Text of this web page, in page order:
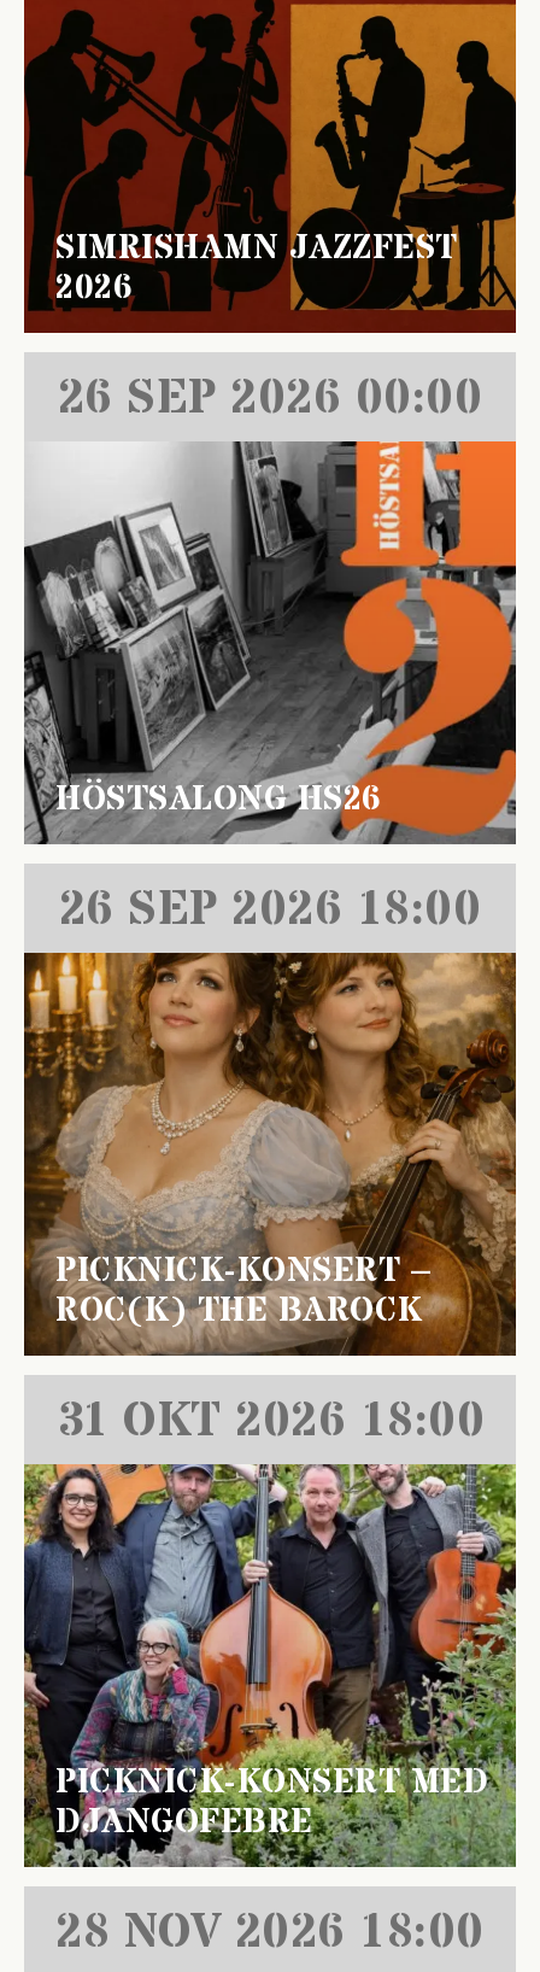
SIMRISHAMN JAZZFEST
2026
26 SEP 2026 00:00
HÖSTSALONG HS26
26 SEP 2026 18:00
PICKNICK-KONSERT –
ROC(K) THE BAROCK
31 OKT 2026 18:00
PICKNICK-KONSERT MED
DJANGOFEBRE
28 NOV 2026 18:00